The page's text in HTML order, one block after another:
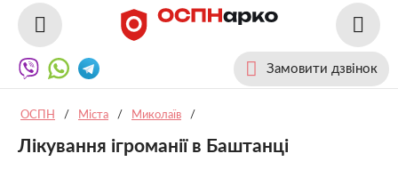
Замовити дзвінок
ОСПН / Міста / Миколаїв /
Лікування ігроманії в Баштанці